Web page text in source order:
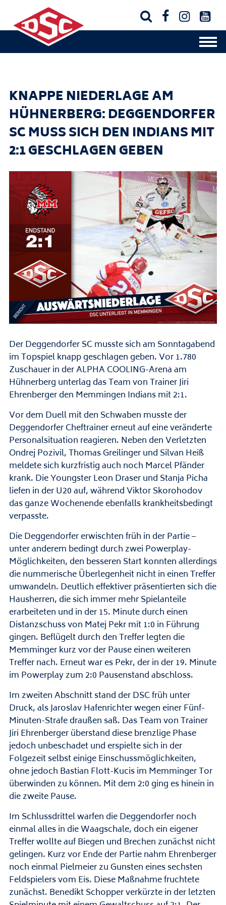
   
KNAPPE NIEDERLAGE AM
HÜHNERBERG: DEGGENDORFER
SC MUSS SICH DEN INDIANS MIT
2:1 GESCHLAGEN GEBEN
Der Deggendorfer SC musste sich am Sonntagabend
im Topspiel knapp geschlagen geben. Vor 1.780
Zuschauer in der ALPHA COOLING-Arena am
Hühnerberg unterlag das Team von Trainer Jiri
Ehrenberger den Memmingen Indians mit 2:1.
Vor dem Duell mit den Schwaben musste der
Deggendorfer Cheftrainer erneut auf eine veränderte
Personalsituation reagieren. Neben den Verletzten
Ondrej Pozivil, Thomas Greilinger und Silvan Heiß
meldete sich kurzfristig auch noch Marcel Pfänder
krank. Die Youngster Leon Draser und Stanja Picha
liefen in der U20 auf, während Viktor Skorohodov
das ganze Wochenende ebenfalls krankheitsbedingt
verpasste.
Die Deggendorfer erwischten früh in der Partie –
unter anderem bedingt durch zwei Powerplay-
Möglichkeiten, den besseren Start konnten allerdings
die nummerische Überlegenheit nicht in einen Treffer
umwandeln. Deutlich effektiver präsentierten sich die
Hausherren, die sich immer mehr Spielanteile
erarbeiteten und in der 15. Minute durch einen
Distanzschuss von Matej Pekr mit 1:0 in Führung
gingen. Beflügelt durch den Treffer legten die
Memminger kurz vor der Pause einen weiteren
Treffer nach. Erneut war es Pekr, der in der 19. Minute
im Powerplay zum 2:0 Pausenstand abschloss.
Im zweiten Abschnitt stand der DSC früh unter
Druck, als Jaroslav Hafenrichter wegen einer Fünf-
Minuten-Strafe draußen saß. Das Team von Trainer
Jiri Ehrenberger überstand diese brenzlige Phase
jedoch unbeschadet und erspielte sich in der
Folgezeit selbst einige Einschussmöglichkeiten,
ohne jedoch Bastian Flott-Kucis im Memminger Tor
überwinden zu können. Mit dem 2:0 ging es hinein in
die zweite Pause.
Im Schlussdrittel warfen die Deggendorfer noch
einmal alles in die Waagschale, doch ein eigener
Treffer wollte auf Biegen und Brechen zunächst nicht
gelingen. Kurz vor Ende der Partie nahm Ehrenberger
noch einmal Pielmeier zu Gunsten eines sechsten
Feldspielers vom Eis. Diese Maßnahme fruchtete
zunächst. Benedikt Schopper verkürzte in der letzten